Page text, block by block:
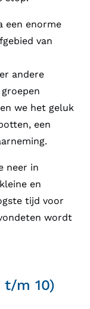
een enorme
van
andere
we het geluk
een
neer in
en
tijd voor
wordt
t/m 10)